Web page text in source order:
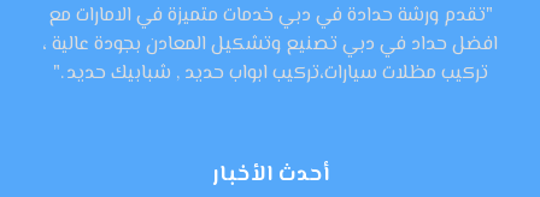
"تقدم ورشة حدادة في دبي خدمات متميزة في الامارات مع
افضل حداد في دبي تصنيع وتشكيل المعادن بجودة عالية ،
تركيب مظلات سيارات،تركيب ابواب حديد , شبابيك حديد ."
أحدث الأخبار